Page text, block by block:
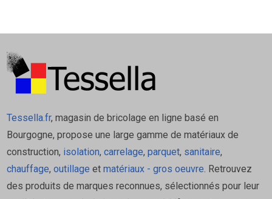
Tessella.fr, magasin de bricolage en ligne basé en
Bourgogne, propose une large gamme de matériaux de
construction, isolation, carrelage, parquet, sanitaire,
chauffage, outillage et matériaux - gros oeuvre. Retrouvez
des produits de marques reconnues, sélectionnés pour leur